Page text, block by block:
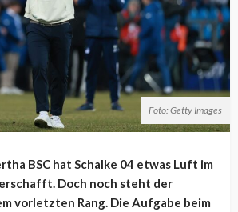
Foto: Getty Images
BSC hat Schalke 04 etwas Luft im
Doch noch steht der
vorletzten Rang. Die Aufgabe beim